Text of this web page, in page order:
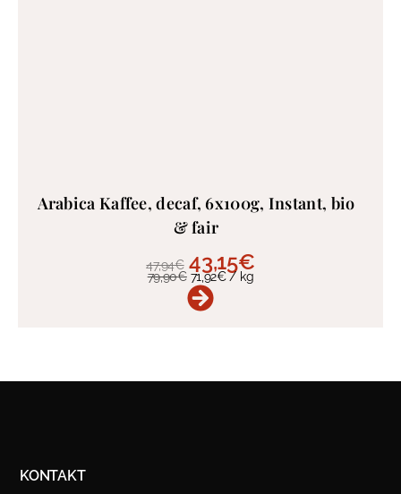
Arabica Kaffee, decaf, 6x100g, Instant, bio
& fair
47,94€ 43,15€
79,90€ 71,92€/ kg
KONTAKT